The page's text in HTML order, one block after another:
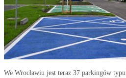
We Wrocławiu jest teraz 37 parkingów